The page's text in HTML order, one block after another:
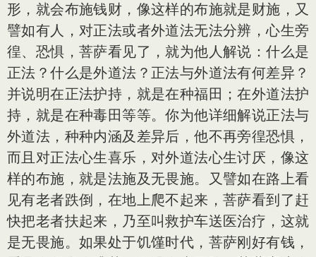
形，就会布施钱财，像这样的布施就是财施，又
譬如有人，对正法或者外道法无法分辨，心生旁
徨、恐惧，菩萨看见了，就为他人解说：什么是
正法？什么是外道法？正法与外道法有何差异？
并说明在正法护持，就是在种福田；在外道法护
持，就是在种毒田等等。你为他详细解说正法与
外道法，种种内涵及差异后，他不再旁徨恐惧，
而且对正法心生喜乐，对外道法心生讨厌，像这
样的布施，就是法施及无畏施。又譬如在路上看
见有老者跌倒，在地上爬不起来，菩萨看到了赶
快把老者扶起来，乃至叫救护车送医治疗，这就
是无畏施。如果处于饥馑时代，菩萨刚好有钱，